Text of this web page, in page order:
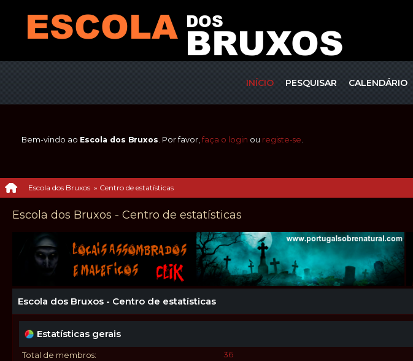
INÍCIO PESQUISAR CALENDÁRIO
Bem-vindo ao Escola dos Bruxos. Por favor, faça o login ou registe-se.
Escola dos Bruxos » Centro de estatísticas
Escola dos Bruxos - Centro de estatísticas
Escola dos Bruxos - Centro de estatísticas
Estatísticas gerais
Total de membros:
36